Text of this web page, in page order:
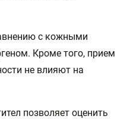
с кожными
Кроме того, прием
не влияют на
позволяет оценить